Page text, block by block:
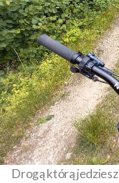
Drogą którą